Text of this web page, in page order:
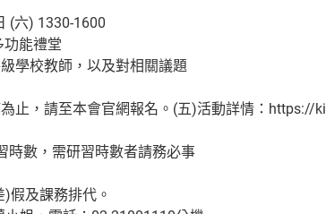
(六) 1330-1600
功能禮堂
學校教師，以及對相關議題
止，請至本會官網報名。(五)活動詳情：https://
時數，需研習時數者請務必事
假及課務排代。